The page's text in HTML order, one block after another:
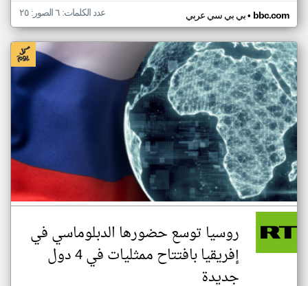
بي بي سي عربي• bbc.com عدد الكلمات: ٦ الصور: ٢٥
روسيا توسع حضورها الدبلوماسي في
إفريقيا بافتتاح ممثليات في 4 دول
جديدة